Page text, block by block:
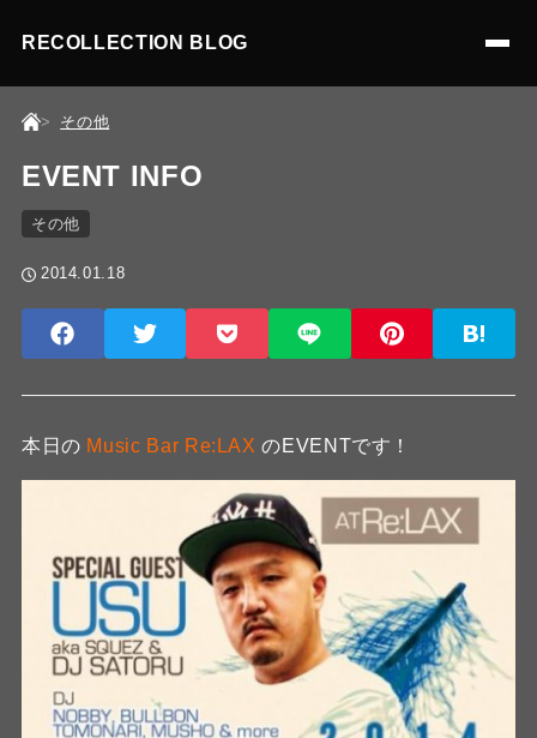
RECOLLECTION BLOG
その他
EVENT INFO
その他
2014.01.18
本日の Music Bar Re:LAX のEVENTです！